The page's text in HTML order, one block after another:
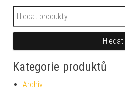
Hledat:
Hledat
Kategorie produktů
Archiv